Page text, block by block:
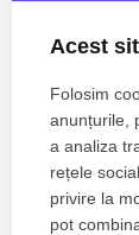
Esti
Acest
Folosim
anunțurile,
a analiza
rețele
privire la
pot